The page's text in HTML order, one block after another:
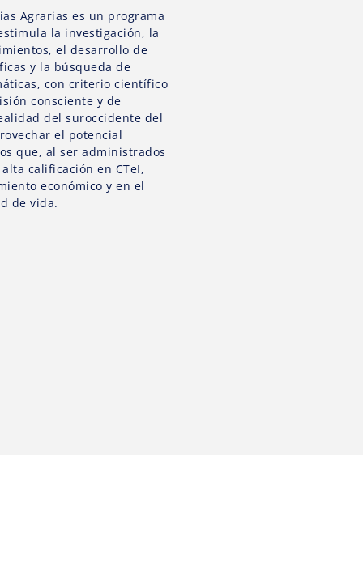
Agrarias es un programa
la investigación, la
el desarrollo de
y la búsqueda de
con criterio científico
consciente y de
del suroccidente del
el potencial
que, al ser administrados
calificación en CTeI,
económico y en el
de vida.